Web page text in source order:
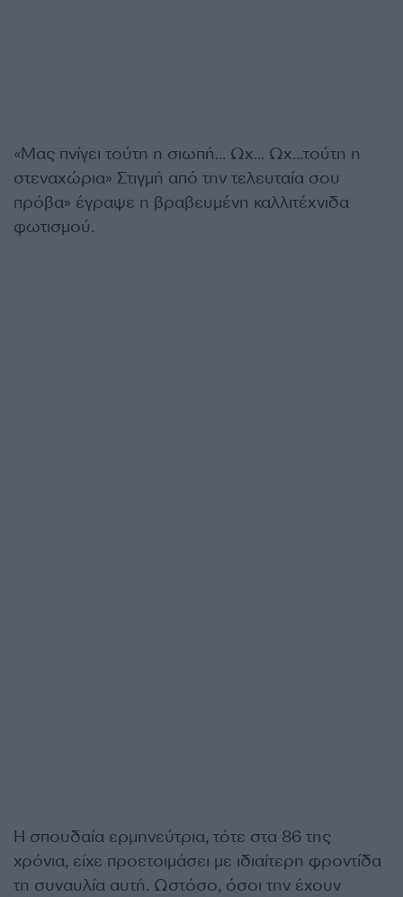
«Μας πνίγει τούτη η σιωπή… Ωχ… Ωχ…τούτη η
στεναχώρια» Στιγμή από την τελευταία σου
πρόβα» έγραψε η βραβευμένη καλλιτέχνιδα
φωτισμού.
Η σπουδαία ερμηνεύτρια, τότε στα 86 της
χρόνια, είχε προετοιμάσει με ιδιαίτερη φροντίδα
τη συναυλία αυτή. Ωστόσο, όσοι την έχουν